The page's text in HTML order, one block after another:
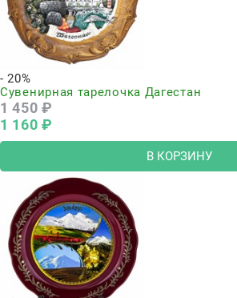
- 20%
Сувенирная тарелочка Дагестан
1 450 ₽
1 160 ₽
В КОРЗИНУ